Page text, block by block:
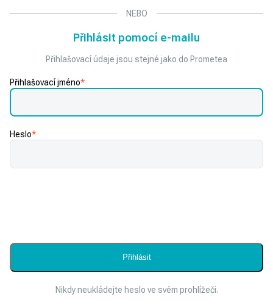
NEBO
Přihlásit pomocí e-mailu
Přihlašovací údaje jsou stejné jako do Prometea
Přihlašovací jméno*
Heslo*
Nikdy neukládejte heslo ve svém prohlížeči.